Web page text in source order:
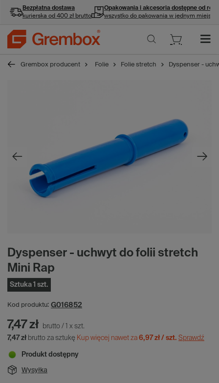
Bezpłatna dostawa
kurierska od 400 zł brutto
Opakowania i akcesoria dostępne od ręki
wszystko do pakowania w jednym miejscu
Grembox producent Folie Folie stretch Dyspenser -
Dyspenser - uchwyt do folii stretch
Mini Rap
Sztuka 1 szt.
Kod produktu: G016852
7,47 zł brutto / 1 x szt.
7,47 zł brutto za sztukę Kup więcej nawet za 6,97 zł / szt. Sprawdź
Produkt dostępny
Wysyłka